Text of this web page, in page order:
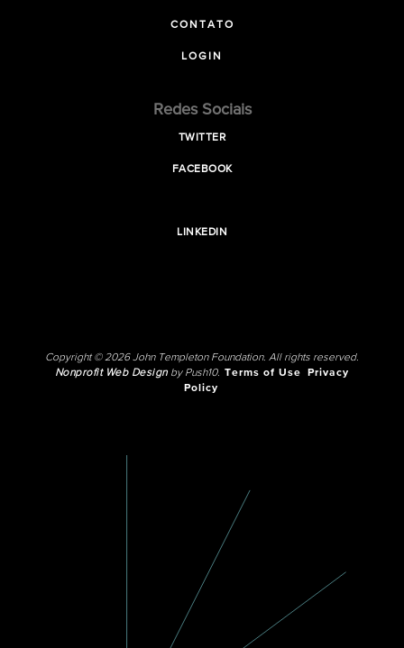
CONTATO
LOGIN
Redes Sociais
TWITTER
FACEBOOK
LINKEDIN
Copyright © 2026 John Templeton Foundation. All rights reserved.
Nonprofit Web Designby Push10. Terms of Use
Privacy
Policy